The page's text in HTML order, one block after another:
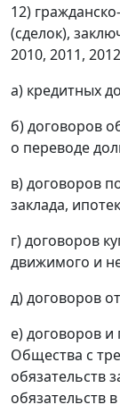
12)
(сделок),
2010, 2011,
а) кредитных
б) договоров
о переводе
в) договоров
заклада,
г) договоров
движимого и
д) договоров
е) договоров и
Общества с
обязательств
обязательств